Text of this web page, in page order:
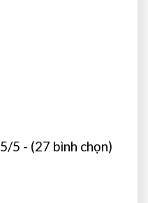
5/5 - (27 bình chọn)